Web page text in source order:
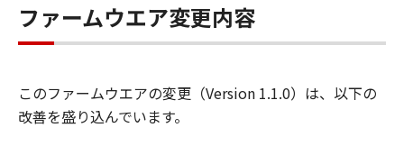
ファームウエア変更内容
このファームウエアの変更（Version 1.1.0）は、以下の
改善を盛り込んでいます。